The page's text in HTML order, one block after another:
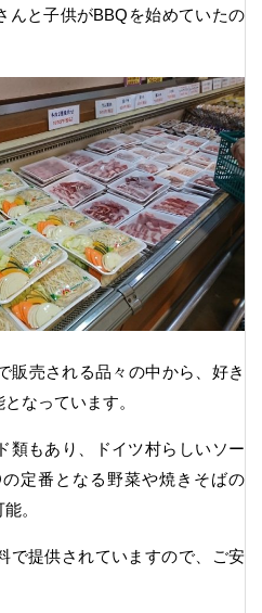
んと子供がBBQを始めていたの
販売される品々の中から、好き
なっています。
類もあり、ドイツ村らしいソー
定番となる野菜や焼きそばの
。
で提供されていますので、ご安